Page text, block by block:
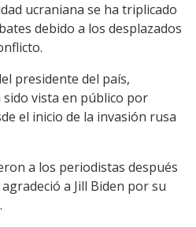
ucraniana se ha triplicado
debido a los desplazados
presidente del país,
vista en público por
el inicio de la invasión rusa
a los periodistas después
a Jill Biden por su